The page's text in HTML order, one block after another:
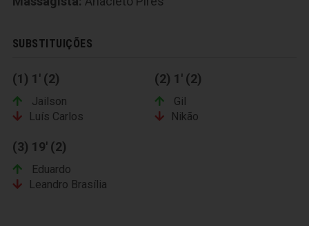
SUBSTITUIÇÕES
(1) 1' (2)
Jailson
Luís Carlos
(2) 1' (2)
Gil
Nikão
(3) 19' (2)
Eduardo
Leandro Brasília